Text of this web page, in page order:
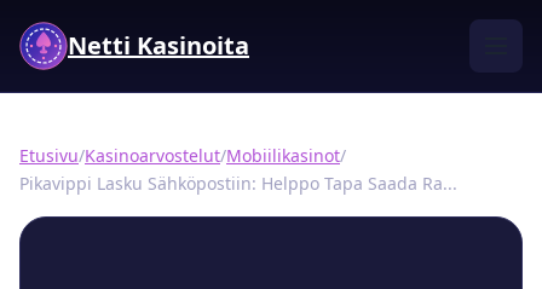
Netti Kasinoita
Etusivu/Kasinoarvostelut/Mobiilikasinot/
Pikavippi Lasku Sähköpostiin: Helppo Tapa Saada Ra...